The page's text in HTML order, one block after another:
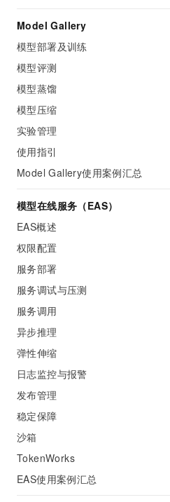
Model Gallery
模型部署及训练
模型评测
模型蒸馏
模型压缩
实验管理
使用指引
Model Gallery使用案例汇总
模型在线服务（EAS）
EAS概述
权限配置
服务部署
服务调试与压测
服务调用
异步推理
弹性伸缩
日志监控与报警
发布管理
稳定保障
沙箱
TokenWorks
EAS使用案例汇总